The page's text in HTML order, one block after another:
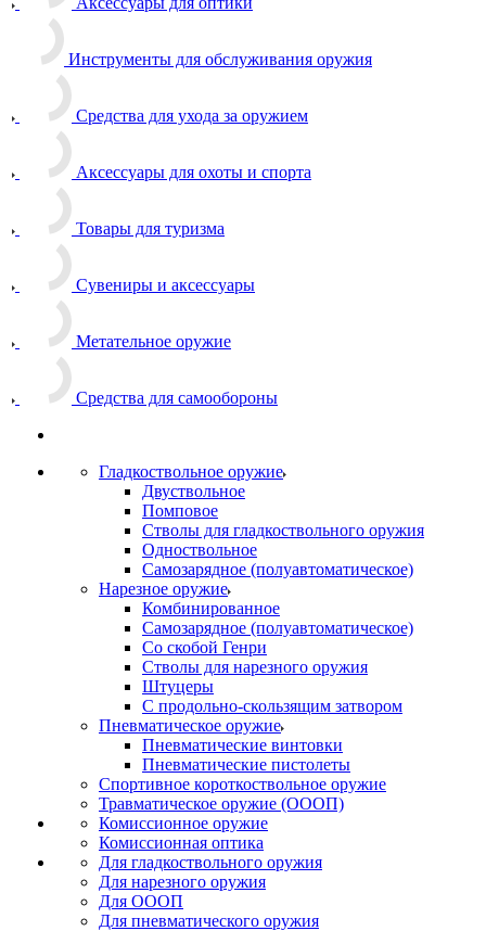
Инструменты для обслуживания оружия
Средства для ухода за оружием
Аксессуары для охоты и спорта
Товары для туризма
Сувениры и аксессуары
Метательное оружие
Средства для самообороны
Гладкоствольное оружие
Двуствольное
Помповое
Стволы для гладкоствольного оружия
Одноствольное
Самозарядное (полуавтоматическое)
Нарезное оружие
Комбинированное
Самозарядное (полуавтоматическое)
Со скобой Генри
Стволы для нарезного оружия
Штуцеры
С продольно-скользящим затвором
Пневматическое оружие
Пневматические винтовки
Пневматические пистолеты
Спортивное короткоствольное оружие
Травматическое оружие (ОООП)
Комиссионное оружие
Комиссионная оптика
Для гладкоствольного оружия
Для нарезного оружия
Для ОООП
Для пневматического оружия